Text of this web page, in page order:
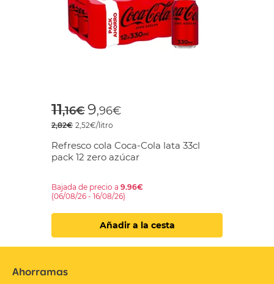
Price reduced from
11,16€to
9,96€
2,82€ 2,52€/litro
Refresco cola Coca-Cola lata 33cl
pack 12 zero azúcar
Bajada de precio a 9.96€
(06/08/26 - 16/08/26)
Añadir a la cesta
Ahorramas